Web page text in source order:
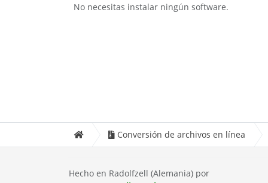
No necesitas instalar ningún software.
Conversión de archivos en línea
Hecho en Radolfzell (Alemania) por